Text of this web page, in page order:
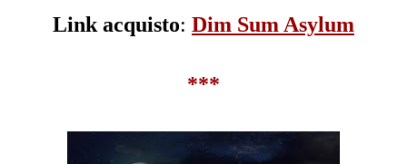
Link acquisto: Dim Sum Asylum
***